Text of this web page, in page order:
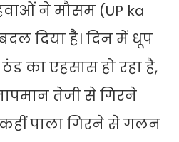
ने मौसम (UP ka
दिया है। दिन में धूप
का एहसास हो रहा है,
तेजी से गिरने
पाला गिरने से गलन